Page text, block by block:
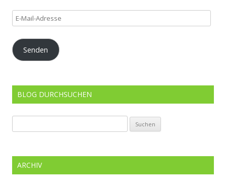
E-
Mail-
Adresse
Senden
BLOG DURCHSUCHEN
nach:
ARCHIV